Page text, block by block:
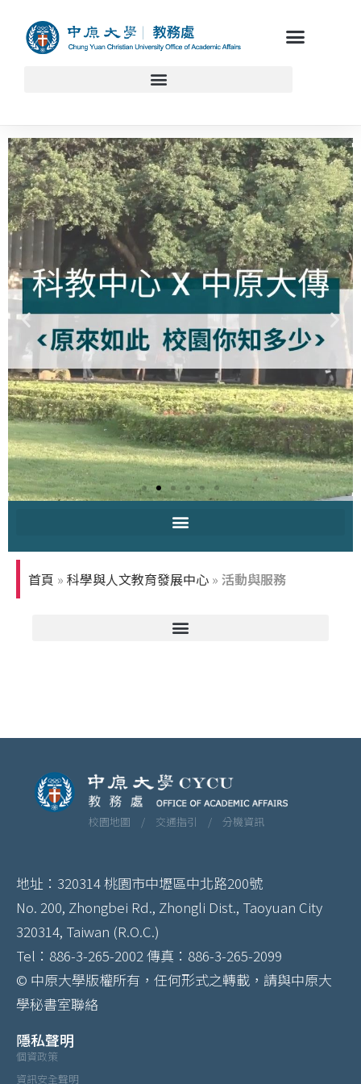
中原大學-你
知多少
首頁 » 科學與人文教育發展中心 » 活動與服務
校園地圖 / 交通指引 / 分機資訊
地址：320314 桃園市中壢區中北路200號
No. 200, Zhongbei Rd., Zhongli Dist., Taoyuan City
320314, Taiwan (R.O.C.)
Tel：886-3-265-2002 傳真：886-3-265-2099
© 中原大學版權所有，任何形式之轉載，請與中原大
學秘書室聯絡
隱私聲明
個資政策
資訊安全聲明